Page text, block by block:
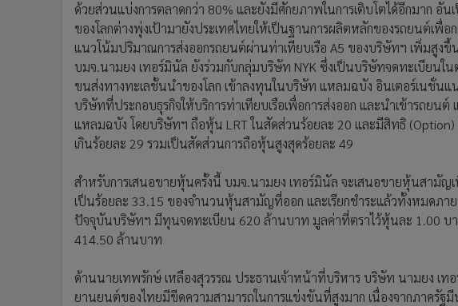
ด้วยส่วนแบ่งการตลาดกว่า 80% และยังมีศักยภาพในการเติบโตได้อีกมาก
ของโลกต่างพุ่งเป้ามายังประเทศไทยให้เป็นฐานการผลิตหลักของรถยนต์เพื่อ
แนวโน้มปริมาณการส่งออกรถยนต์ผ่านท่าเทียบเรือ A5 ของบริษัทฯ เพิ่มสูงขึ้
บมจ.นามยง เทอร์มินัล ยังร่วมกับกลุ่มบริษัท NYK ซึ่งเป็นบริษัทจดทะเบียน
ขนส่งทางทะเลชั้นนำของโลก เข้าลงทุนในบริษัท แหลมฉบัง อินเตอร์เนชั่นแ
บริษัทที่ประกอบธุรกิจให้บริการท่าเทียบเรือเพื่อการส่งออก และนำเข้ารถยน
แหลมฉบัง โดยบริษัทฯ ถือหุ้น LRT ในสัดส่วนร้อยละ 20 และมีสิทธิ (Option)
เกินร้อยละ 29 รวมเป็นสัดส่วนการถือหุ้นสูงสุดร้อยละ 49
สำหรับการเสนอขายหุ้นครั้งนี้ บมจ.นามยง เทอร์มินัล จะเสนอขายหุ้นสามั
เป็นร้อยละ 33.15 ของจำนวนหุ้นสามัญที่ออก และเรียกชำระแล้วทั้งหมดภ
ปัจจุบันบริษัทฯ มีทุนจดทะเบียน 620 ล้านบาท มูลค่าที่ตราไว้หุ้นละ 1.00 บ
414.50 ล้านบาท
ด้านนายเทพรักษ์ เหลืองสุวรรณ ประธานเจ้าหน้าที่บริหาร บริษัท นามยง เท
ยานยนต์ของไทยมีขีดความสามารถในการแข่งขันที่สูงมาก เนื่องจากภาครัฐ